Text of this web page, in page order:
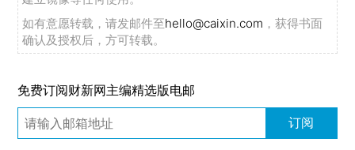
如有意愿转载，请发邮件至hello@caixin.com ，获得书面
确认及授权后，方可转载。
免费订阅财新网主编精选版电邮
订阅